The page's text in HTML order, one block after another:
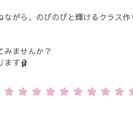
ながら、のびのびと輝けるクラス作
みませんか？
ます🩰